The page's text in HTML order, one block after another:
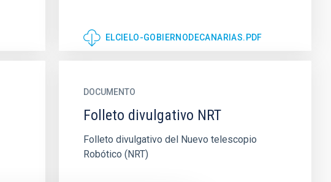
ELCIELO-GOBIERNODECANARIAS.PDF
DOCUMENTO
Folleto divulgativo NRT
Folleto divulgativo del Nuevo telescopio
Robótico (NRT)